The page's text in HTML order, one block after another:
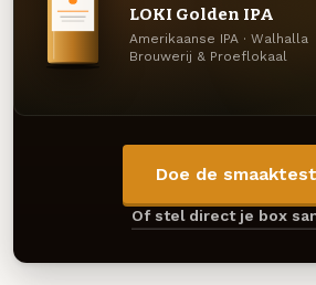
LOKI Golden IPA
Amerikaanse IPA · Walhalla
Brouwerij & Proeflokaal
Doe de
Of stel direct je box